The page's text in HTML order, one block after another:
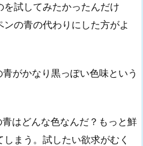
試してみたかったんだけ
の青の代わりにした方がよ
がかなり黒っぽい色味という
はどんな色なんだ？もっと鮮
まう。試したい欲求がむく